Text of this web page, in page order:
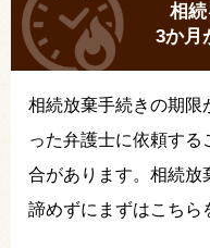
相
3か月
相続放棄手続きの期限
った弁護士に依頼す
合があります。相続放
諦めずにまずはこちら